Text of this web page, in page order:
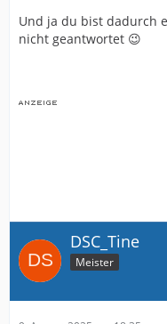
Und ja du bist dadurch
nicht geantwortet 😉
DSC_Tine
Meister